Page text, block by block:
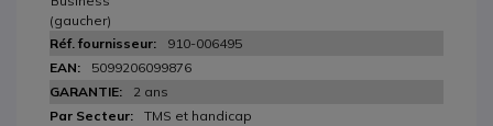
(gaucher)
910-006495
5099206099876
2 ans
TMS et handicap